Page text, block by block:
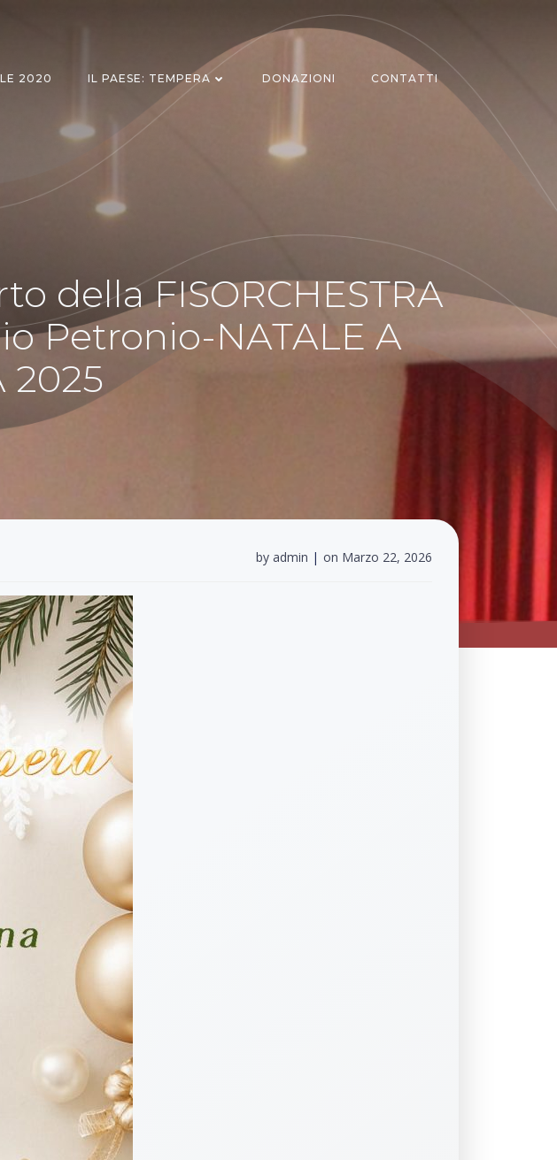
2020 IL PAESE: TEMPERA DONAZIONI CONTATTI
della FISORCHESTRA
Petronio-NATALE A
2025
by admin | on Marzo 22, 2026